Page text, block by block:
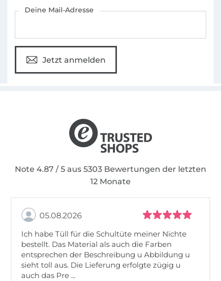
Deine Mail-Adresse
Jetzt anmelden
Note 4.87 / 5 aus 5303 Bewertungen der letzten
12 Monate
05.08.2026
Ich habe Tüll für die Schultüte meiner Nichte
bestellt. Das Material als auch die Farben
entsprechen der Beschreibung u Abbildung u
sieht toll aus. Die Lieferung erfolgte zügig u
auch das Pre ...